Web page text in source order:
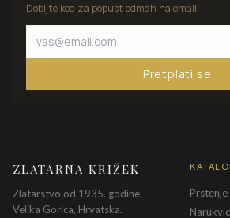
Dobijte kod za popust odmah na email.
Pretplati se
ZLATARNA KRIŽEK
Zlatarstvo od 1935. godine.
Velika Gorica, Hrvatska.
Prstenje